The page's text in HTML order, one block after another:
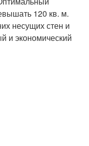
120 кв. м.
несущих стен и
и экономический